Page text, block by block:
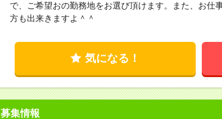
で、ご希望おの勤務地をお選び頂けます。また、お仕
方も出来きますよ＾＾
気になる！
募集情報